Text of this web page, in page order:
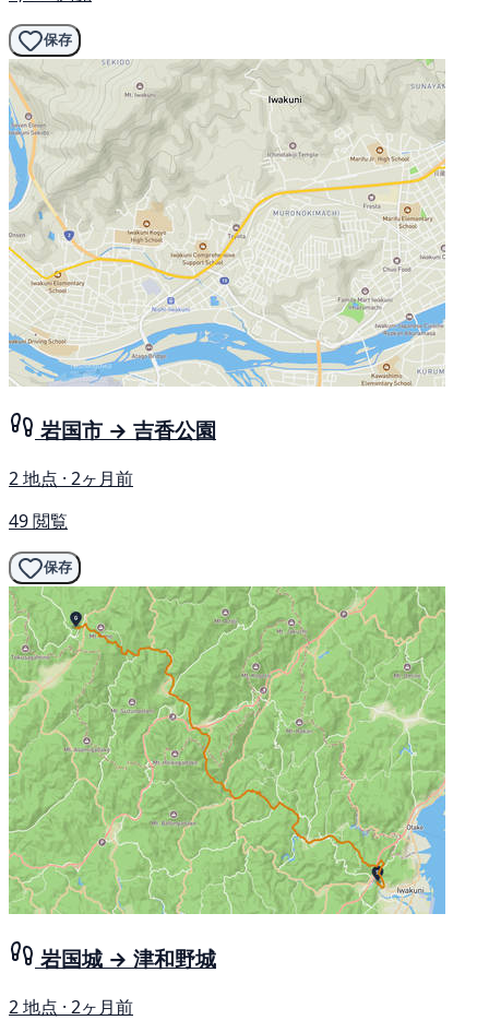
保存
岩国市 → 吉香公園
2 地点 · 2ヶ月前
49 閲覧
保存
岩国城 → 津和野城
2 地点 · 2ヶ月前